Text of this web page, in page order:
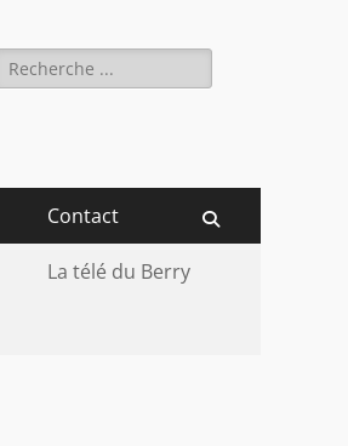
Rechercher :
Contact
La télé du Berry